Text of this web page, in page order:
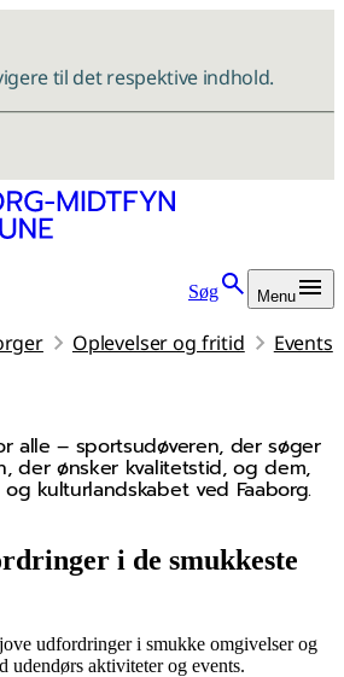
til det respektive indhold.
Søg Menu
Oplevelser og fritid Events
alle – sportsudøveren, der søger
der ønsker kvalitetstid, og dem,
kulturlandskabet ved Faaborg.
i de smukkeste
udfordringer i smukke omgivelser og
udendørs aktiviteter og events.